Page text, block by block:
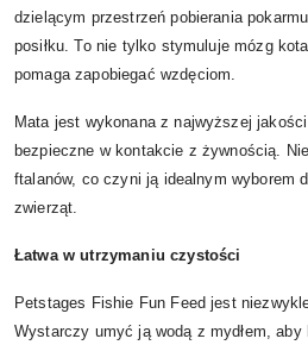
dzielącym przestrzeń pobierania
posiłku. To nie tylko stymuluje mózg
pomaga zapobiegać wzdęciom.
Mata jest wykonana z najwyższej
bezpieczne w kontakcie z żywnością.
ftalanów, co czyni ją idealnym wyborem
zwierząt.
Łatwa w utrzymaniu czystości
Petstages Fishie Fun Feed jest
Wystarczy umyć ją wodą z mydłem,